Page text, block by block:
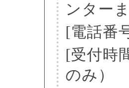
ンター
[電話番
[受付時
のみ）